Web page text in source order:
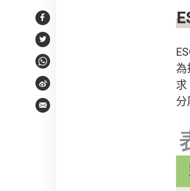
Facebook
Twitter
WhatsApp
Weibo
Email
為
分